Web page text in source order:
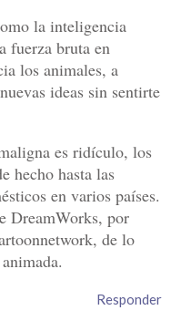
la inteligencia
fuerza bruta en
los animales, a
ideas sin sentirte
es ridículo, los
hecho hasta las
en varios países.
DreamWorks, por
de lo
Responder